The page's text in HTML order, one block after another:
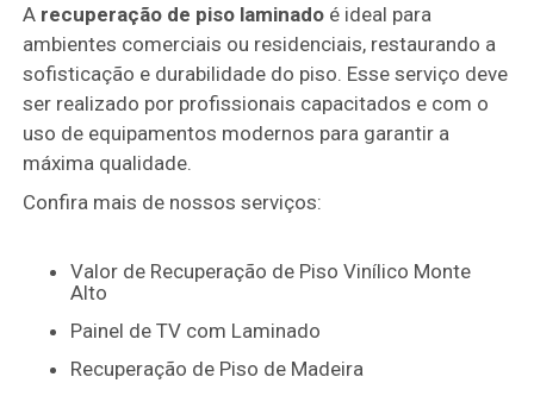
A recuperação de piso laminado é ideal para
ambientes comerciais ou residenciais, restaurando a
sofisticação e durabilidade do piso. Esse serviço deve
ser realizado por profissionais capacitados e com o
uso de equipamentos modernos para garantir a
máxima qualidade.
Confira mais de nossos serviços:
Valor de Recuperação de Piso Vinílico Monte
Alto
Painel de TV com Laminado
Recuperação de Piso de Madeira